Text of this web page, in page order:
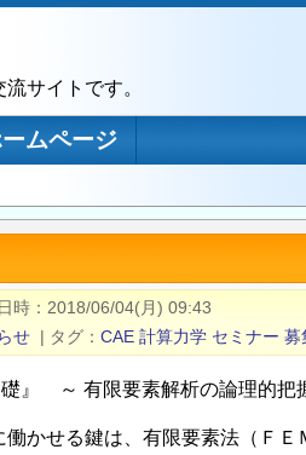
サイトです。
ムページ
時
2018/06/04(月) 09:43
せ | タグ CAE 計算力学 セミナー 募
』 ～ 有限要素解析の論理的把
かせる鍵は、有限要素法（Ｆ